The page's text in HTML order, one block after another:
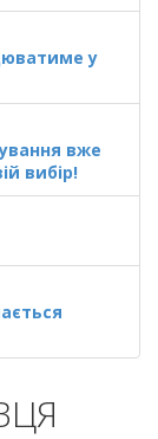
у
вже
вибір!